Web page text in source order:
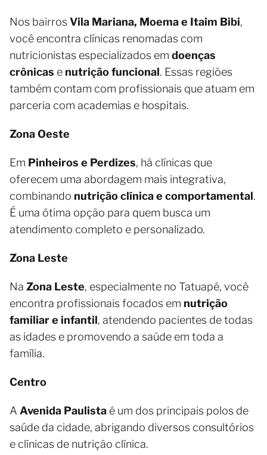
Nos bairrosVila Mariana, Moema e Itaim Bibi,
você encontra clínicas renomadas com
nutricionistas especializados em doenças
crônicas e nutrição funcional. Essas regiões
também contam com profissionais que atuam em
parceria com academias e hospitais.
Zona Oeste
Em Pinheiros e Perdizes, há clínicas que
oferecem uma abordagem mais integrativa,
combinando nutrição clínica e comportamental.
É uma ótima opção para quem busca um
atendimento completo e personalizado.
Zona Leste
Na Zona Leste, especialmente no Tatuapé, você
encontra profissionais focados em nutrição
familiar e infantil, atendendo pacientes de todas
as idades e promovendo a saúde em toda a
família.
Centro
A Avenida Paulista é um dos principais polos de
saúde da cidade, abrigando diversos consultórios
e clínicas de nutrição clínica.